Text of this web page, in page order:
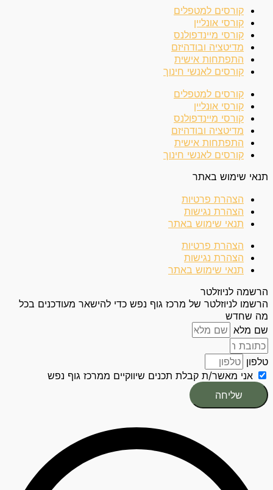
קורסים למטפלים
קורסי אונליין
קורסי מיינדפולנס
מדיטציה ובודהיזם
התפתחות אישית
קורסים לאנשי חינוך
קורסים למטפלים
קורסי אונליין
קורסי מיינדפולנס
מדיטציה ובודהיזם
התפתחות אישית
קורסים לאנשי חינוך
תנאי שימוש באתר
הצהרת פרטיות
הצהרת נגישות
תנאי שימוש באתר
הצהרת פרטיות
הצהרת נגישות
תנאי שימוש באתר
הרשמה לניוזלטר
הרשמו לניוזלטר של מרכז גוף נפש כדי להישאר מעודכנים בכל
מה שחדש
שם מלא
טלפון
אני מאשר/ת קבלת תכנים שיווקיים ממרכז גוף נפש
שליחה